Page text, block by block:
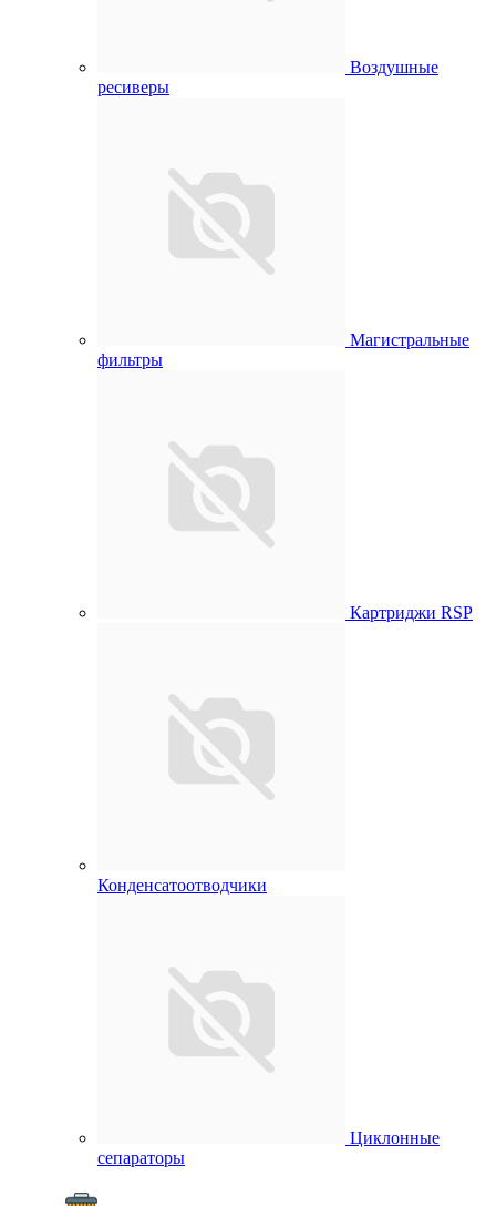
Воздушные
ресиверы
Магистральные
фильтры
Картриджи RSP
Конденсатоотводчики
Циклонные
сепараторы